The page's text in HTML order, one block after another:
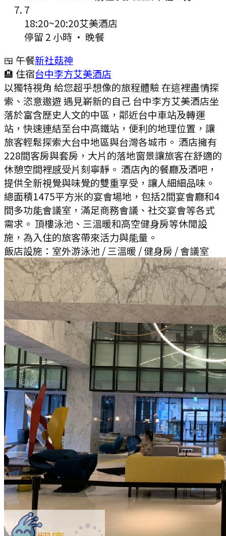
7
18:20~20:20艾美酒店
停留 2 小時 · 晚餐
🍱 午餐新社菇神
🏨 住宿台中李方艾美酒店
以獨特視角 給您超乎想像的旅程體驗 在這裡盡情探
索、恣意遨遊 遇見嶄新的自己 台中李方艾美酒店坐
落於富含歷史人文的中區，鄰近台中車站及轉運
站，快速連結至台中高鐵站，便利的地理位置，讓
旅客輕鬆探索大台中地區與台灣各城市。 酒店擁有
228間客房與套房，大片的落地窗景讓旅客在舒適的
休憩空間裡感受片刻寧靜。 酒店內的餐廳及酒吧，
提供全新視覺與味覺的雙重享受，讓人細細品味。
總面積1475平方米的宴會場地，包括2間宴會廳和4
間多功能會議室，滿足商務會議、社交宴會等各式
需求。 頂樓泳池、三溫暖和高空健身房等休閒設
施，為入住的旅客帶來活力與能量。
飯店設施： 室外游泳池 / 三溫暖 / 健身房 / 會議室